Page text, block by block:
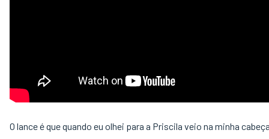
O lance é que quando eu olhei para a Priscila veio na minha